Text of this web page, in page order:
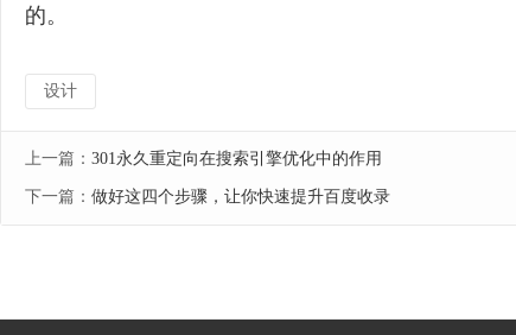
的。
设计
上一篇： 301永久重定向在搜索引擎优化中的作用
下一篇： 做好这四个步骤，让你快速提升百度收录